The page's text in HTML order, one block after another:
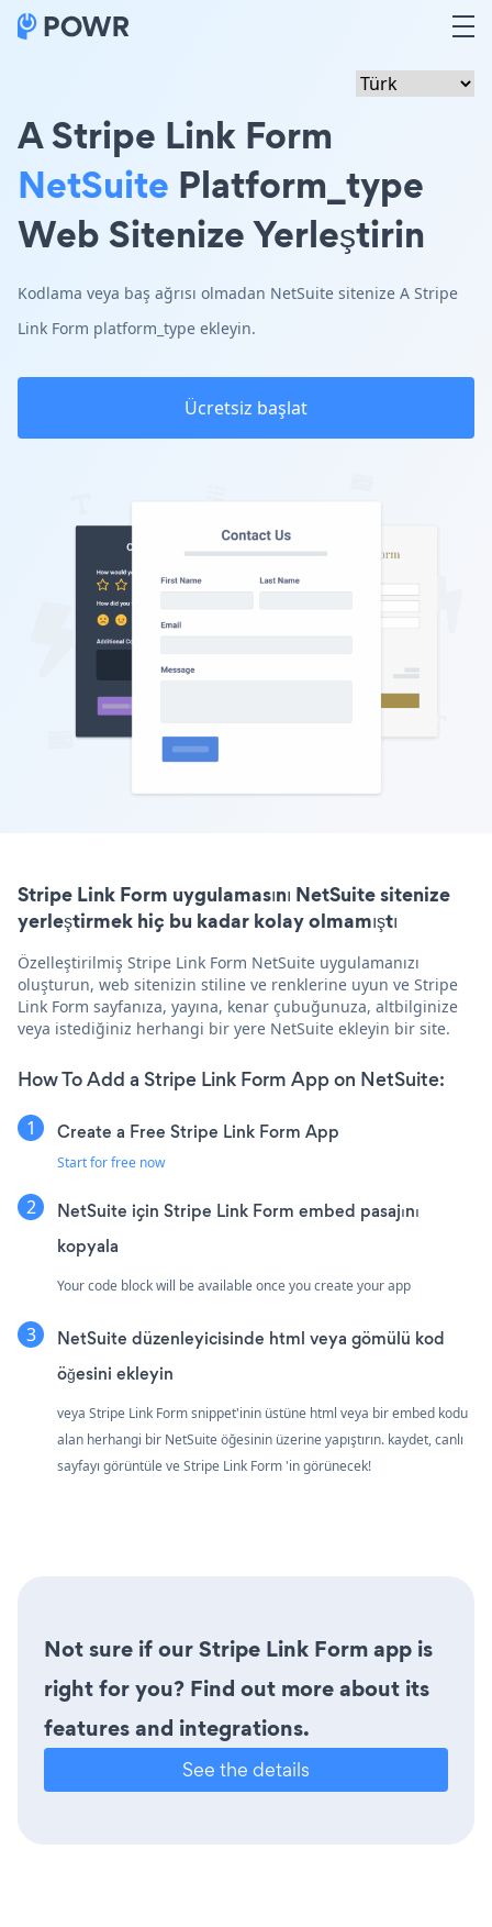
A Stripe Link Form
NetSuite Platform_type
Web Sitenize Yerleştirin
Kodlama veya baş ağrısı olmadan NetSuite sitenize A Stripe
Link Form platform_type ekleyin.
Ücretsiz başlat
Stripe Link Form uygulamasını NetSuite sitenize
yerleştirmek hiç bu kadar kolay olmamıştı
Özelleştirilmiş Stripe Link Form NetSuite uygulamanızı
oluşturun, web sitenizin stiline ve renklerine uyun ve Stripe
Link Form sayfanıza, yayına, kenar çubuğunuza, altbilginize
veya istediğiniz herhangi bir yere NetSuite ekleyin bir site.
How To Add a Stripe Link Form App on NetSuite:
Create a Free Stripe Link Form App
Start for free now
NetSuite için Stripe Link Form embed pasajını
kopyala
Your code block will be available once you create your app
NetSuite düzenleyicisinde html veya gömülü kod
öğesini ekleyin
veya Stripe Link Form snippet'inin üstüne html veya bir embed kodu
alan herhangi bir NetSuite öğesinin üzerine yapıştırın. kaydet, canlı
sayfayı görüntüle ve Stripe Link Form 'in görünecek!
Not sure if our Stripe Link Form app is
right for you? Find out more about its
features and integrations.
See the details